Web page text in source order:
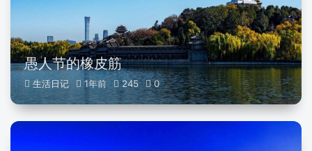
愚人节的橡皮筋
生活日记 1年前 245 0